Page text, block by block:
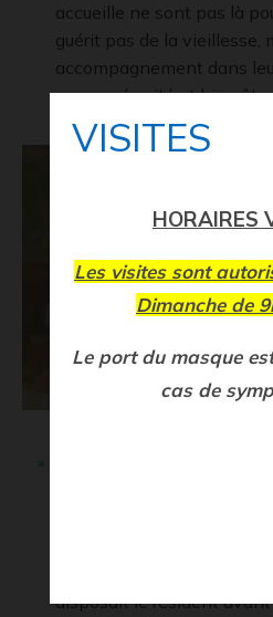
accueille ne sont pas là
guérit pas de la vieillesse,
accompagnement dans
assure sécurité et bien
l’établissement de
résident. Ce projet vise à
disposait le résident
VISITES
HORAIRES
Les visites sont
Dimanche de
Le port du masque
cas de